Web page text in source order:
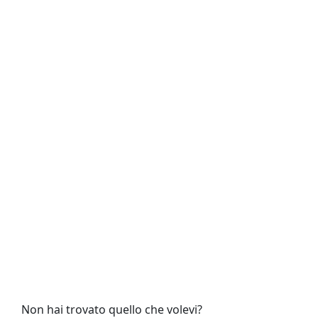
Non hai trovato quello che volevi?